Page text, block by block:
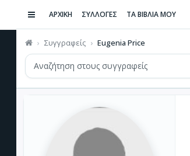
ΑΡΧΙΚΗ ΣΥΛΛΟΓΕΣ ΤΑ ΒΙΒΛΙΑ ΜΟΥ
Συγγραφείς Eugenia Price